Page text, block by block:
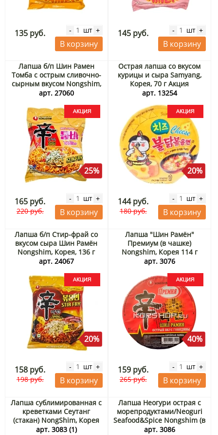
135 руб. - шт +
В корзину
145 руб. - шт +
В корзину
Лапша б/п Шин Рамен
Томба с острым сливочно-
сырным вкусом Nongshim,
Корея, 137 г Акция
арт. 27060
25%
165 руб.
220 руб.
- шт +
В корзину
Острая лапша со вкусом
курицы и сыра Samyang,
Корея, 70 г Акция
арт. 13254
20%
144 руб.
180 руб.
- шт +
В корзину
Лапша б/п Стир-фрай со
вкусом сыра Шин Рамён
Nongshim, Корея, 136 г
Акция
арт. 24067
20%
158 руб.
198 руб.
- шт +
В корзину
Лапша "Шин Рамён"
Премиум (в чашке)
Nongshim, Корея 114 г
Акция
арт. 3076
40%
159 руб.
265 руб.
- шт +
В корзину
Лапша сублимированная с
креветками Сеутанг
(стакан) NongShim, Корея
67 г
арт. 3083 (1)
Лапша Неогури острая с
морепродуктами/Neoguri
Seafood&Spice Nongshim (в
стакане), Корея 62 г
арт. 3086